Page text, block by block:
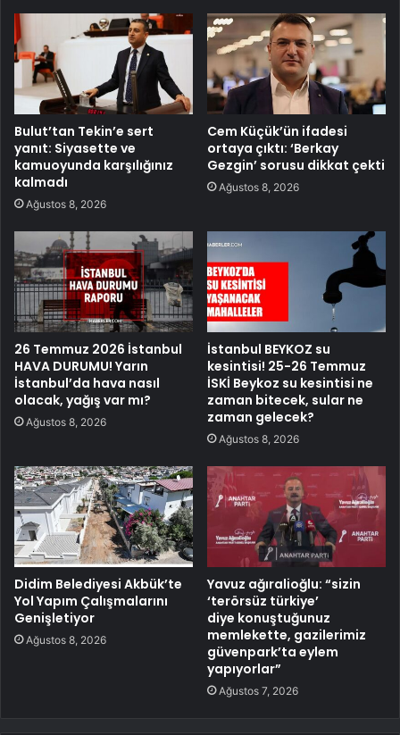
Bulut’tan Tekin’e sert
yanıt: Siyasette ve
kamuoyunda karşılığınız
kalmadı
Ağustos 8, 2026
Cem Küçük’ün ifadesi
ortaya çıktı: ‘Berkay
Gezgin’ sorusu dikkat çekti
Ağustos 8, 2026
26 Temmuz 2026 İstanbul
HAVA DURUMU! Yarın
İstanbul’da hava nasıl
olacak, yağış var mı?
Ağustos 8, 2026
İstanbul BEYKOZ su
kesintisi! 25-26 Temmuz
İSKİ Beykoz su kesintisi ne
zaman bitecek, sular ne
zaman gelecek?
Ağustos 8, 2026
Didim Belediyesi Akbük’te
Yol Yapım Çalışmalarını
Genişletiyor
Ağustos 8, 2026
Yavuz ağıralioğlu: “sizin
‘terörsüz türkiye’
diye konuştuğunuz
memlekette, gazilerimiz
güvenpark’ta eylem
yapıyorlar”
Ağustos 7, 2026